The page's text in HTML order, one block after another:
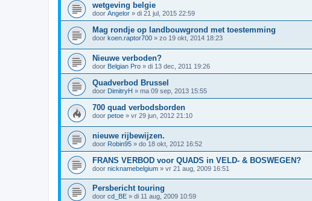
wetgeving belgie
door Angelor » di 21 jul, 2015 22:59
Mag rondje op landbouwgrond met toestemming
door koen.raptor700 » zo 19 okt, 2014 18:23
Nieuwe verboden?
door Belgian Pro » di 13 dec, 2011 19:26
Quadverbod Brussel
door DimitryH » ma 09 sep, 2013 15:55
700 quad verbodsborden
door petoe » vr 29 jun, 2012 21:10
nieuwe rijbewijzen.
door Robin95 » do 18 okt, 2012 16:52
FRANS VERBOD voor QUADS in VELD- & BOSWEGEN?
door nicknamebelgium » vr 21 aug, 2009 16:51
Persbericht touring
door cd_BE » di 11 aug, 2009 10:59